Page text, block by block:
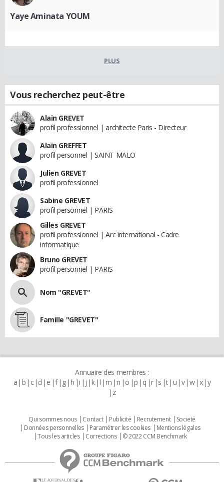
Yaye Aminata YOUM
PLUS
Vous recherchez peut-être
Alain GREVET
profil professionnel | architecte Paris - Directeur
Alain GREFFET
profil personnel | SAINT MALO
Julien GREVET
profil professionnel
Sabine GREVET
profil personnel | PARIS
Gilles GREVET
profil professionnel | Arc international - Cadre
informatique
Bruno GREVET
profil personnel | PARIS
Nom "GREVET"
Famille "GREVET"
Annuaire des membres :
a b c d e f g h i j k l m n o p q r s t u v w x y
z
Qui sommes nous Contact Publicité Recrutement
Societé
Données personnelles
Paramétrer les cookies
Mentions légales
Tous les articles
Corrections © 2022 CCM Benchmark